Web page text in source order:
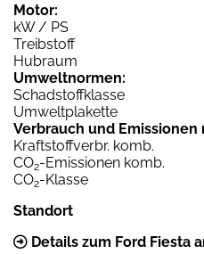
Motor:
kW / PS
Treibstoff
Hubraum
Umweltnormen:
Schadstoffklasse
Umweltplakette
Verbrauch und Emissionen
Kraftstoffverbr. komb.
CO2-Emissionen komb.
CO2-Klasse
Standort
Details zum Ford Fiesta